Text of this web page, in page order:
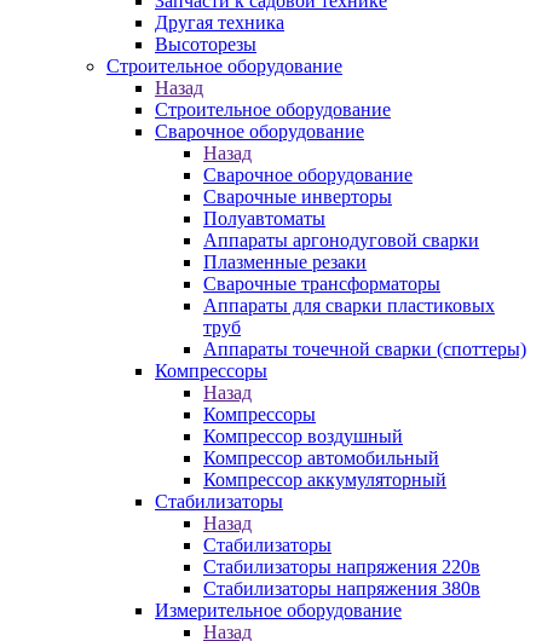
Другая техника
Высоторезы
Строительное оборудование
Назад
Строительное оборудование
Сварочное оборудование
Назад
Сварочное оборудование
Сварочные инверторы
Полуавтоматы
Аппараты аргонодуговой сварки
Плазменные резаки
Сварочные трансформаторы
Аппараты для сварки пластиковых
труб
Аппараты точечной сварки (споттеры)
Компрессоры
Назад
Компрессоры
Компрессор воздушный
Компрессор автомобильный
Компрессор аккумуляторный
Стабилизаторы
Назад
Стабилизаторы
Стабилизаторы напряжения 220в
Стабилизаторы напряжения 380в
Измерительное оборудование
Назад